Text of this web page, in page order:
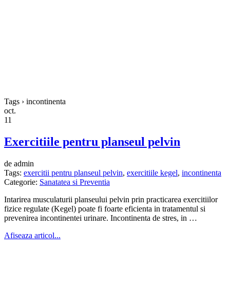
Tags › incontinenta
oct.
11
Exercitiile pentru planseul pelvin
de admin
Tags: exercitii pentru planseul pelvin, exercitiile kegel, incontinenta
Categorie: Sanatatea si Preventia
Intarirea musculaturii planseului pelvin prin practicarea exercitiilor
fizice regulate (Kegel) poate fi foarte eficienta in tratamentul si
prevenirea incontinentei urinare. Incontinenta de stres, in …
Afiseaza articol...